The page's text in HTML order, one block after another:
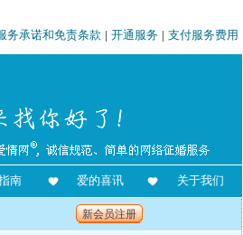
务承诺和免责条款 | 开通服务 | 支付服务费用
南 爱的喜讯 关于我们
新会员注册